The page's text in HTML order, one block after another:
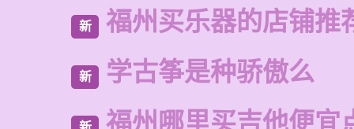
新 福州买乐器的店铺推
新 学古筝是种骄傲么
福州哪里买吉他便宜